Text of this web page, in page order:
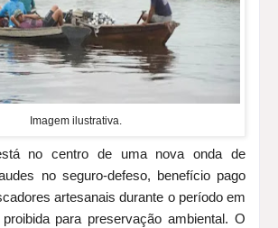
Imagem ilustrativa.
no centro de uma nova onda de
no seguro-defeso, benefício pago
artesanais durante o período em
para preservação ambiental. O